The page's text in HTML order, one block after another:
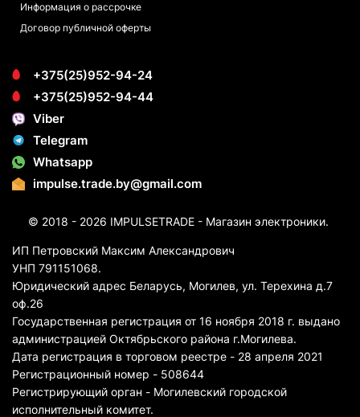
Информация о рассрочке
Договор публичной оферты
+375(25)952-94-24
+375(25)952-94-44
Viber
Telegram
Whatsapp
impulse.trade.by@gmail.com
© 2018 - 2026 IMPULSETRADE - Магазин электроники.
ИП Петровский Максим Александрович
УНП 791151068.
Юридический адрес Беларусь, Могилев, ул. Терехина д.7
оф.26
Государственная регистрация от 16 ноября 2018 г. выдано
администрацией Октябрьского района г.Могилева.
Дата регистрация в торговом реестре - 28 апреля 2021
Регистрационный номер - 508644
Регистрирующий орган - Могилевский городской
исполнительный комитет.